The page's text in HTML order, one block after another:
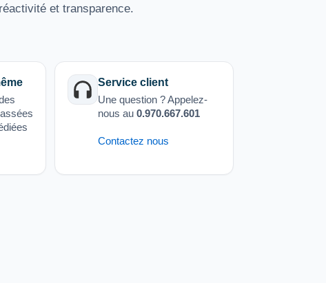
et transparence.
Service client
Une question ? Appelez-
nous au 0.970.667.601
Contactez nous